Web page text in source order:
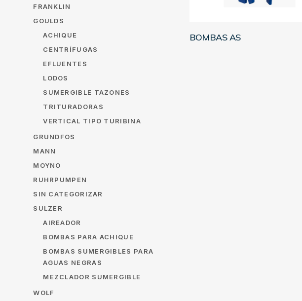
FRANKLIN
GOULDS
ACHIQUE
CENTRÍFUGAS
EFLUENTES
LODOS
SUMERGIBLE TAZONES
TRITURADORAS
VERTICAL TIPO TURIBINA
GRUNDFOS
MANN
MOYNO
RUHRPUMPEN
SIN CATEGORIZAR
SULZER
AIREADOR
BOMBAS PARA ACHIQUE
BOMBAS SUMERGIBLES PARA
AGUAS NEGRAS
MEZCLADOR SUMERGIBLE
WOLF
BOMBAS AS